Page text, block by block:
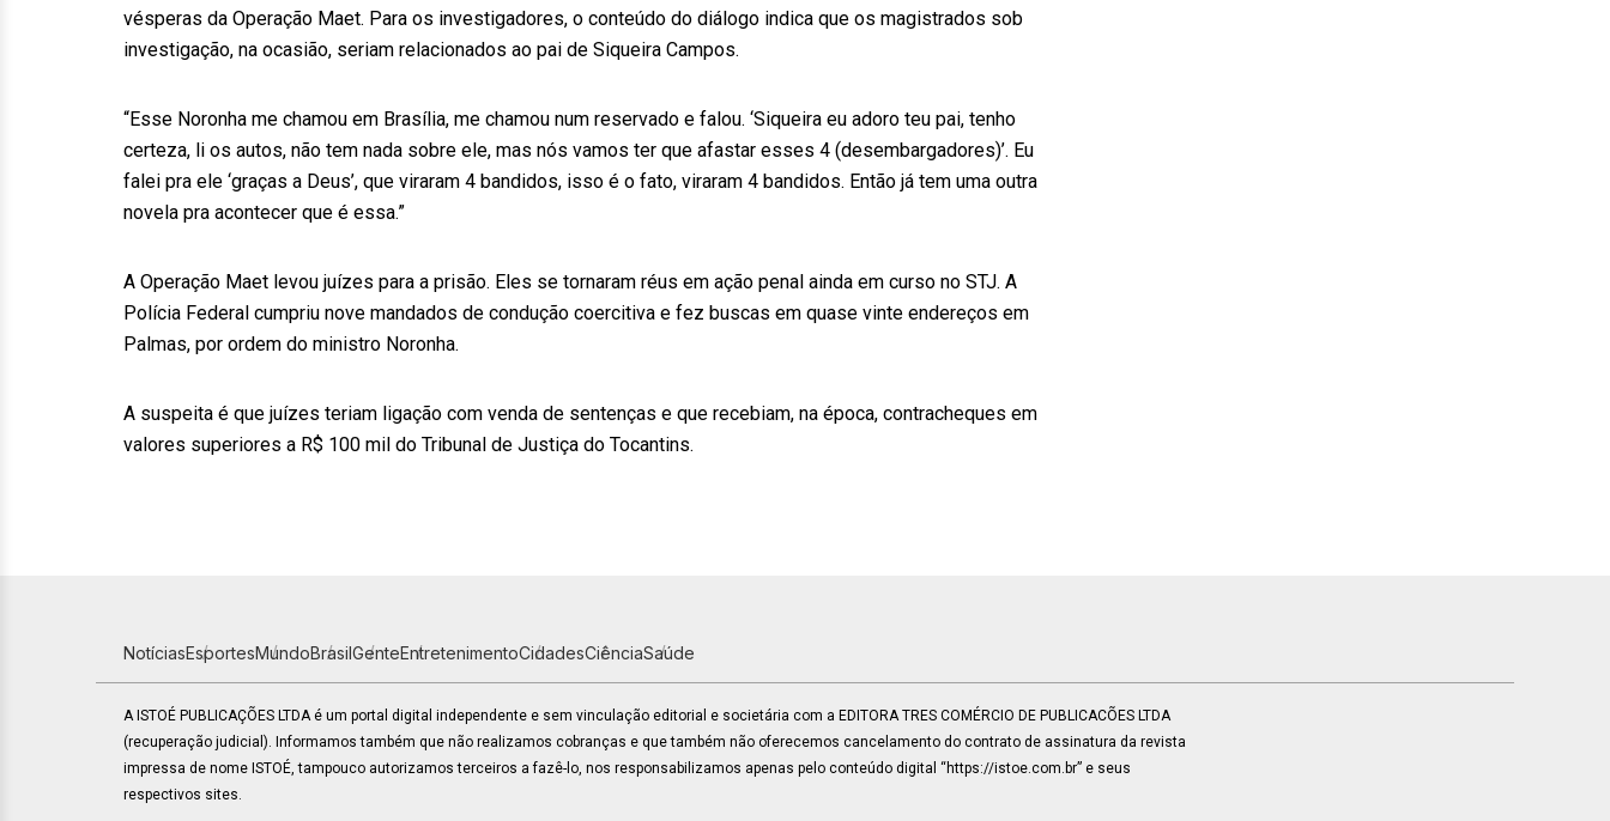
vésperas da Operação Maet. Para os investigadores, o conteúdo do diálogo indica que os magistrados sob
investigação, na ocasião, seriam relacionados ao pai de Siqueira Campos.
“Esse Noronha me chamou em Brasília, me chamou num reservado e falou. ‘Siqueira eu adoro teu pai, tenho
certeza, li os autos, não tem nada sobre ele, mas nós vamos ter que afastar esses 4 (desembargadores)’. Eu
falei pra ele ‘graças a Deus’, que viraram 4 bandidos, isso é o fato, viraram 4 bandidos. Então já tem uma outra
novela pra acontecer que é essa.”
A Operação Maet levou juízes para a prisão. Eles se tornaram réus em ação penal ainda em curso no STJ. A
Polícia Federal cumpriu nove mandados de condução coercitiva e fez buscas em quase vinte endereços em
Palmas, por ordem do ministro Noronha.
A suspeita é que juízes teriam ligação com venda de sentenças e que recebiam, na época, contracheques em
valores superiores a R$ 100 mil do Tribunal de Justiça do Tocantins.
NotíciasEsportesMundoBrasilGenteEntretenimentoCidadesCiênciaSaúde
A ISTOÉ PUBLICAÇÕES LTDA é um portal digital independente e sem vinculação editorial e societária com a EDITORA TRES COMÉRCIO DE PUBLICACÕES LTDA
(recuperação judicial). Informamos também que não realizamos cobranças e que também não oferecemos cancelamento do contrato de assinatura da revista
impressa de nome ISTOÉ, tampouco autorizamos terceiros a fazê-lo, nos responsabilizamos apenas pelo conteúdo digital “https://istoe.com.br” e seus
respectivos sites.